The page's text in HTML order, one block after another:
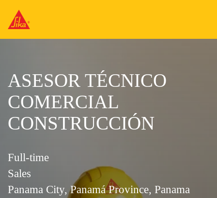
ASESOR TÉCNICO
COMERCIAL
CONSTRUCCIÓN
Full-time
Sales
Panama City, Panamá Province, Panama